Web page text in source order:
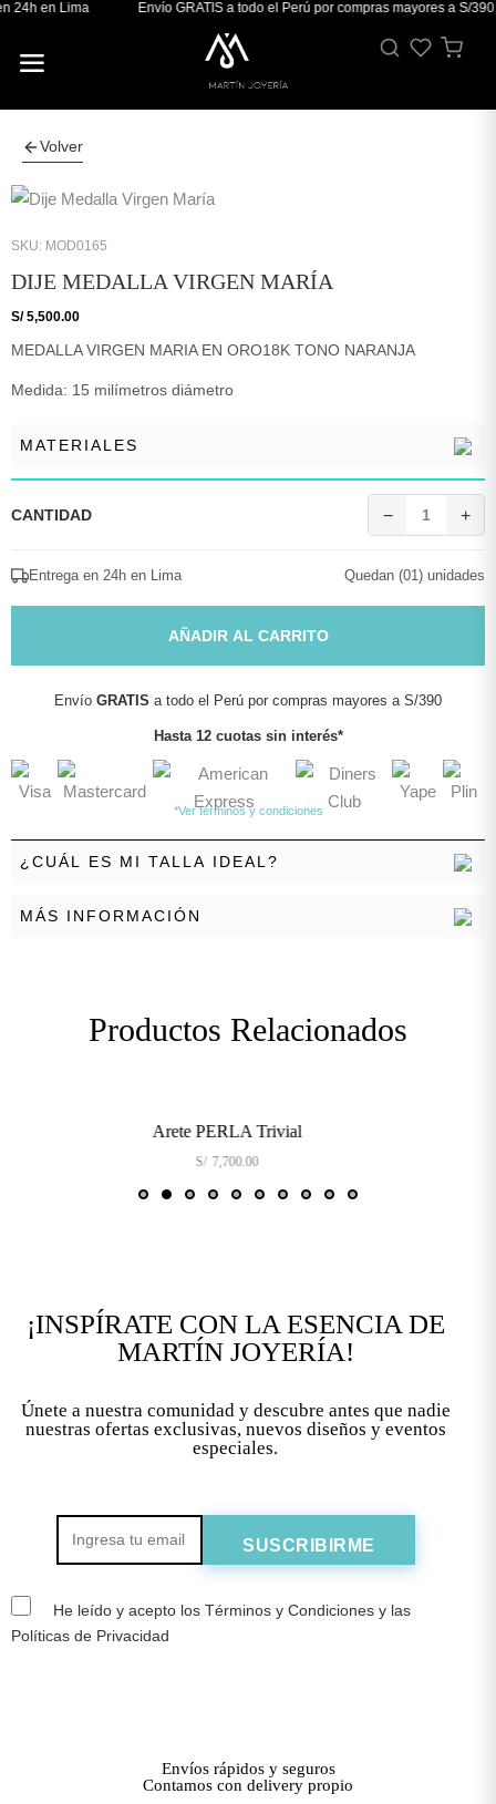
24h en Lima Envío GRATIS a todo el Perú por compras mayores a S/390
Volver
SKU: MOD0165
DIJE MEDALLA VIRGEN MARÍA
S/5,500.00
MEDALLA VIRGEN MARIA EN ORO18K TONO NARANJA
Medida: 15 milímetros diámetro
MATERIALES
CANTIDAD − 1 +
Entrega en 24h en Lima Quedan (01) unidades
AÑADIR AL CARRITO
Envío GRATIS a todo el Perú por compras mayores a S/390
Hasta 12 cuotas sin interés*
*Ver términos y condiciones
¿CUÁL ES MI TALLA IDEAL?
MÁS INFORMACIÓN
Productos Relacionados
Arete PERLA Trivial
7,700.00
¡INSPÍRATE CON LA ESENCIA DE
MARTÍN JOYERÍA!
Únete a nuestra comunidad y descubre antes que nadie
nuestras ofertas exclusivas, nuevos diseños y eventos
especiales.
He leído y acepto los Términos y Condiciones y las
Políticas de Privacidad
Envíos rápidos y seguros
Contamos con delivery propio